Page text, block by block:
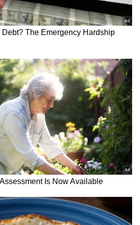
Growing sweet corn:
ಮನೆಯಲ್ಲೇ ಕುಂಡದಲ್ಲಿ ಸಾವಯವ
ಮುಸುಕಿನ ಜೋಳ ಬೆಳೆಯಬೇಕೆ?
ಇಲ್ಲಿದೆ ಸುಲಭ ವಿಧಾನ
ಪ್ರಾಣ":
ಶೆಟ್ಟಿ | Rishab
News
TAX ಇಳಿಕೆ: ಮೋದಿ-
| India US
Rounds